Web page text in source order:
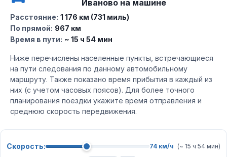
Иваново на машине
Расстояние: 1 176 км (731 миль)
По прямой: 967 км
Время в пути: ~ 15 ч 54 мин
Ниже перечислены населенные пункты, встречающиеся
на пути следования по данному автомобильному
маршруту. Также показано время прибытия в каждый из
них (с учетом часовых поясов). Для более точного
планирования поездки укажите время отправления и
среднюю скорость передвижения.
Скорость: 74 км/ч (~ 15 ч 54 мин)